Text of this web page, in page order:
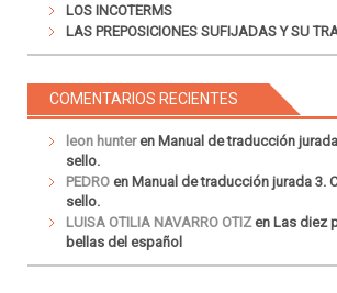
LOS INCOTERMS
LAS PREPOSICIONES SUFIJADAS Y SU
COMENTARIOS RECIENTES
leon hunteren Manual de traducción
sello.
PEDRO en Manual de traducción jurada 3.
sello.
LUISA OTILIA NAVARRO OTIZ en Las diez
bellas del español